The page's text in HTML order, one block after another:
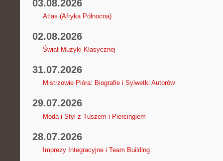
03.08.2026
Atlas (Afryka Północna)
02.08.2026
Świat Muzyki Klasycznej
31.07.2026
Mistrzowie Pióra: Biografie i Sylwetki Autorów
29.07.2026
Moda i Styl z Tuszem i Piercingiem
28.07.2026
Imprezy Integracyjne i Team Building